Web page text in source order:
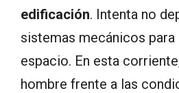
edificación. Intenta no
sistemas mecánicos
espacio. En esta
hombre frente a las